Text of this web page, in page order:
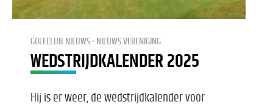
GOLFCLUB NIEUWS NIEUWS VERENIGING
WEDSTRIJDKALENDER 2025
Hij is er weer, de wedstrijdkalender voor